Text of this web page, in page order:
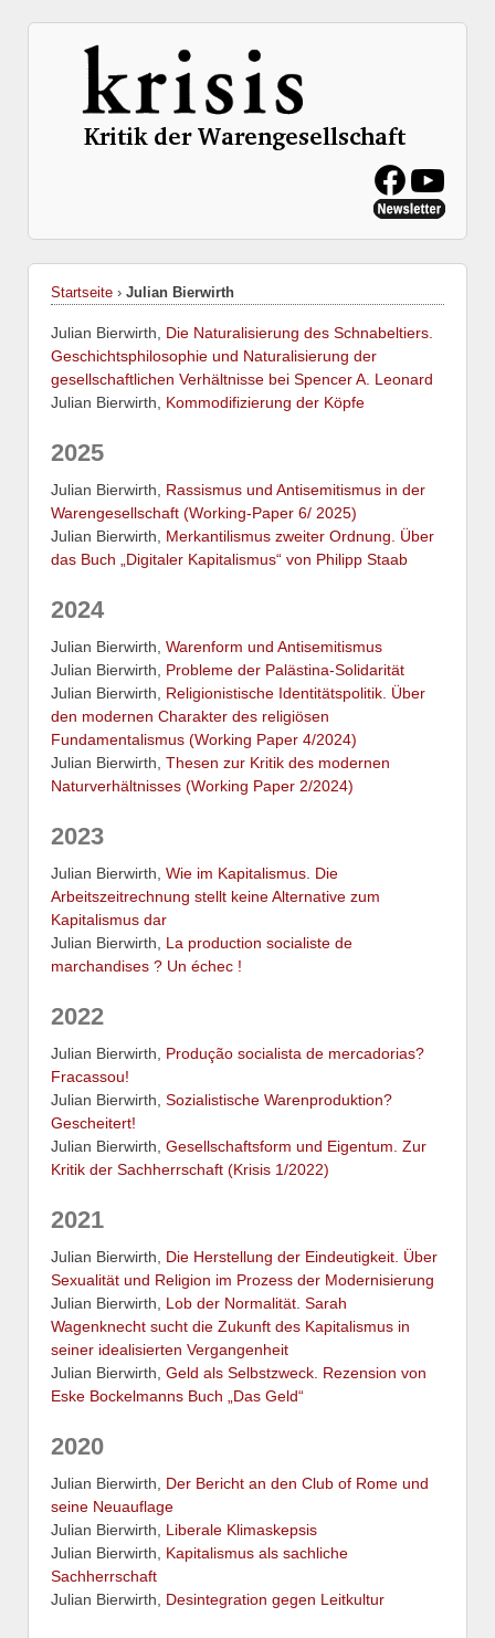
Startseite › Julian Bierwirth
Julian Bierwirth, Die Naturalisierung des Schnabeltiers.
Geschichtsphilosophie und Naturalisierung der
gesellschaftlichen Verhältnisse bei Spencer A. Leonard
Julian Bierwirth, Kommodifizierung der Köpfe
2025
Julian Bierwirth, Rassismus und Antisemitismus in der
Warengesellschaft (Working-Paper 6/ 2025)
Julian Bierwirth, Merkantilismus zweiter Ordnung. Über
das Buch „Digitaler Kapitalismus“ von Philipp Staab
2024
Julian Bierwirth, Warenform und Antisemitismus
Julian Bierwirth, Probleme der Palästina-Solidarität
Julian Bierwirth, Religionistische Identitätspolitik. Über
den modernen Charakter des religiösen
Fundamentalismus (Working Paper 4/2024)
Julian Bierwirth, Thesen zur Kritik des modernen
Naturverhältnisses (Working Paper 2/2024)
2023
Julian Bierwirth, Wie im Kapitalismus. Die
Arbeitszeitrechnung stellt keine Alternative zum
Kapitalismus dar
Julian Bierwirth, La production socialiste de
marchandises ? Un échec !
2022
Julian Bierwirth, Produção socialista de mercadorias?
Fracassou!
Julian Bierwirth, Sozialistische Waren­produktion?
Gescheitert!
Julian Bierwirth, Gesellschaftsform und Eigentum. Zur
Kritik der Sachherrschaft (Krisis 1/2022)
2021
Julian Bierwirth, Die Herstellung der Eindeutigkeit. Über
Sexualität und Religion im Prozess der Modernisierung
Julian Bierwirth, Lob der Normalität. Sarah
Wagenknecht sucht die Zukunft des Kapitalismus in
seiner idealisierten Vergangenheit
Julian Bierwirth, Geld als Selbstzweck. Rezension von
Eske Bockelmanns Buch „Das Geld“
2020
Julian Bierwirth, Der Bericht an den Club of Rome und
seine Neuauflage
Julian Bierwirth, Liberale Klimaskepsis
Julian Bierwirth, Kapitalismus als sachliche
Sachherrschaft
Julian Bierwirth, Desintegration gegen Leitkultur